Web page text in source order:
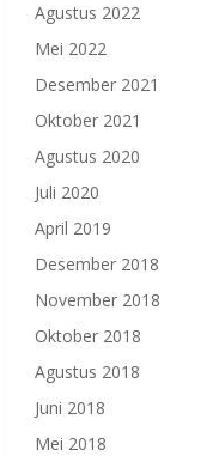
Agustus 2022
Mei 2022
Desember 2021
Oktober 2021
Agustus 2020
Juli 2020
April 2019
Desember 2018
November 2018
Oktober 2018
Agustus 2018
Juni 2018
Mei 2018